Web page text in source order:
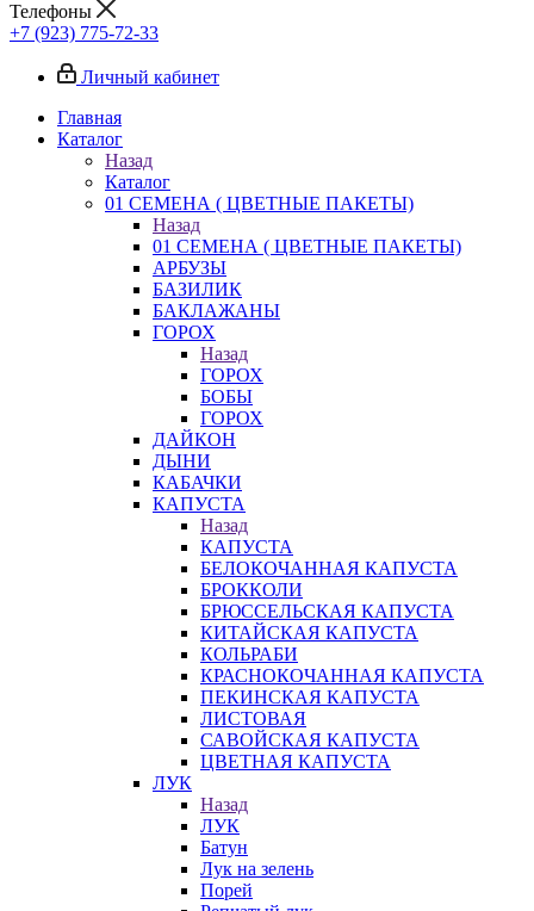
Телефоны
+7 (923) 775-72-33
Личный кабинет
Главная
Каталог
Назад
Каталог
01 СЕМЕНА ( ЦВЕТНЫЕ ПАКЕТЫ)
Назад
01 СЕМЕНА ( ЦВЕТНЫЕ ПАКЕТЫ)
АРБУЗЫ
БАЗИЛИК
БАКЛАЖАНЫ
ГОРОХ
Назад
ГОРОХ
БОБЫ
ГОРОХ
ДАЙКОН
ДЫНИ
КАБАЧКИ
КАПУСТА
Назад
КАПУСТА
БЕЛОКОЧАННАЯ КАПУСТА
БРОККОЛИ
БРЮССЕЛЬСКАЯ КАПУСТА
КИТАЙСКАЯ КАПУСТА
КОЛЬРАБИ
КРАСНОКОЧАННАЯ КАПУСТА
ПЕКИНСКАЯ КАПУСТА
ЛИСТОВАЯ
САВОЙСКАЯ КАПУСТА
ЦВЕТНАЯ КАПУСТА
ЛУК
Назад
ЛУК
Батун
Лук на зелень
Порей